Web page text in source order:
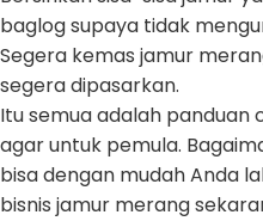
baglog supaya tidak
Segera kemas jamur
segera dipasarkan.
Itu semua adalah
agar untuk pemula.
bisa dengan mudah Anda
bisnis jamur merang